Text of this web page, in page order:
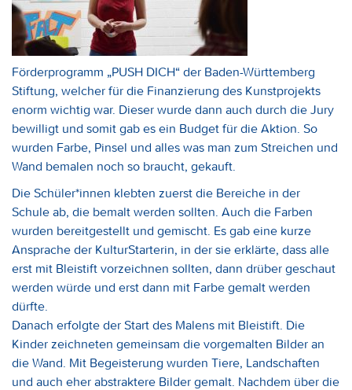
Förderprogramm „PUSH DICH“ der Baden-Württemberg
Stiftung, welcher für die Finanzierung des Kunstprojekts
enorm wichtig war. Dieser wurde dann auch durch die Jury
bewilligt und somit gab es ein Budget für die Aktion. So
wurden Farbe, Pinsel und alles was man zum Streichen und
Wand bemalen noch so braucht, gekauft.
Die Schüler*innen klebten zuerst die Bereiche in der
Schule ab, die bemalt werden sollten. Auch die Farben
wurden bereitgestellt und gemischt. Es gab eine kurze
Ansprache der KulturStarterin, in der sie erklärte, dass alle
erst mit Bleistift vorzeichnen sollten, dann drüber geschaut
werden würde und erst dann mit Farbe gemalt werden
dürfte.
Danach erfolgte der Start des Malens mit Bleistift. Die
Kinder zeichneten gemeinsam die vorgemalten Bilder an
die Wand. Mit Begeisterung wurden Tiere, Landschaften
und auch eher abstraktere Bilder gemalt. Nachdem über die